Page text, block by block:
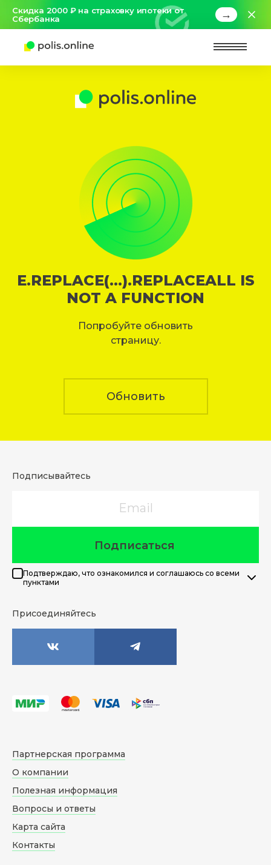
Скидка 2000 ₽ на страховку ипотеки от
Сбербанка
→
E.REPLACE(...).REPLACEALL IS
NOT A FUNCTION
Попробуйте обновить
страницу.
Обновить
Подписывайтесь
Подписаться
Подтверждаю, что ознакомился и соглашаюсь со всеми
пунктами
Присоединяйтесь
Партнерская программа
О компании
Полезная информация
Вопросы и ответы
Карта сайта
Контакты